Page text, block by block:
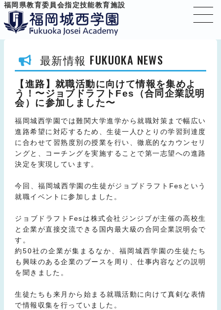
福岡県教育委員会指定技能教育施設
最新情報 FUKUOKA NEWS
【進路】就職活動に向けて情報を集めよ
う！〜ジョブドラフトFes（合同企業説明
会）に参加しました〜
福岡城西学園では難関大学進学から就職対策まで幅広い
進路希望に対応するため、生徒一人ひとりの学習到達度
に合わせて習熟度別の授業を行い、徹底的なカウンセリ
ングと、コーチングを実施することで第一志望への進路
決定を実現しています。
今回、福岡城西学園の生徒がジョブドラフトFesという
就職イベントに参加しました。
ジョブドラフトFesは株式会社ジンジブが主催の高校生
と企業が直接交流できる国内最大級の合同企業説明会で
す。
約50社の企業が集まるなか、福岡城西学園の生徒たち
も興味のある企業のブースを周り、仕事内容などの説明
を聞きました。
生徒たちも来月から始まる就職活動に向けて真剣な表情
で情報収集を行っていました。